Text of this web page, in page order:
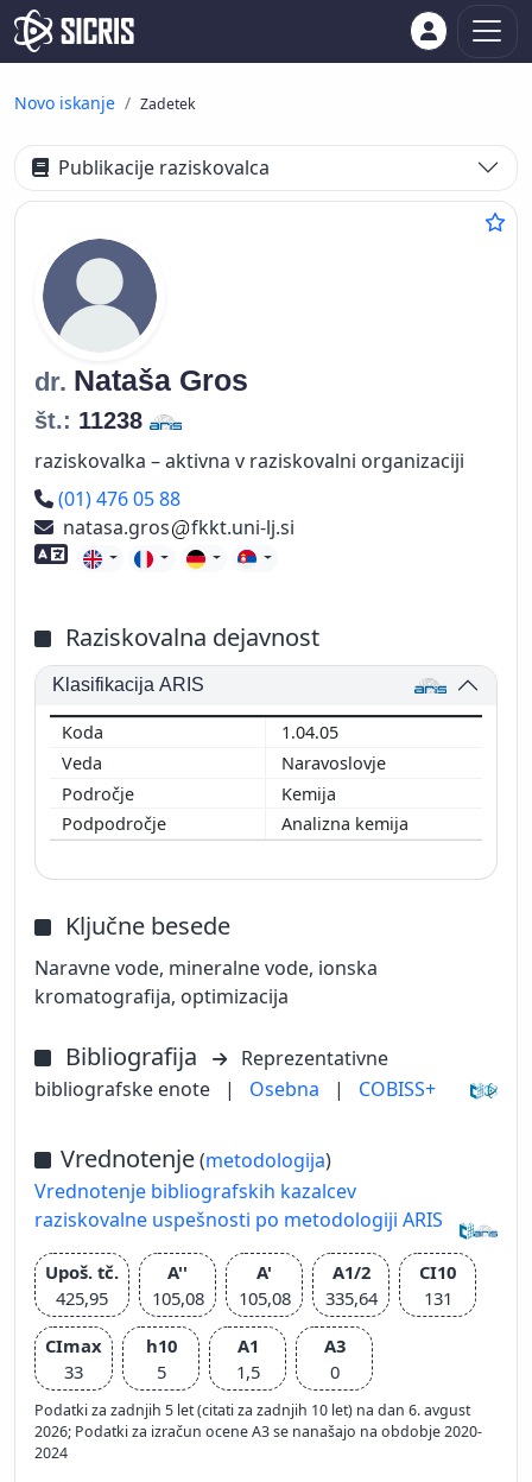
Novo iskanje Zadetek
Publikacije raziskovalca
dr. Nataša Gros
št.: 11238
raziskovalka – aktivna v raziskovalni organizaciji
Telefon
(01) 476 05 88
natasa.gros
fkkt.uni-lj.si
Znanje tujih jezikov
Raziskovalna dejavnost
Klasifikacija ARIS
1.04.05
Naravoslovje
Kemija
Analizna kemija
Ključne besede
Naravne vode, mineralne vode, ionska
kromatografija, optimizacija
Bibliografija
Reprezentativne
bibliografske enote
| Osebna | COBISS+
Vrednotenje(metodologija)
Vrednotenje bibliografskih kazalcev
raziskovalne uspešnosti po metodologiji ARIS
Upoš. tč.
425,95
A''
105,08
A'
105,08
A1/2
335,64
CI10
131
CImax
33
h10
5
A1
1,5
A3
0
Podatki za zadnjih 5 let (citati za zadnjih 10 let) na dan 6. avgust
2026; Podatki za izračun ocene A3 se nanašajo na obdobje 2020-
2024